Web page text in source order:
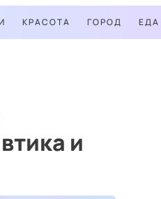
КРАСОТА ГОРОД ЕДА
и